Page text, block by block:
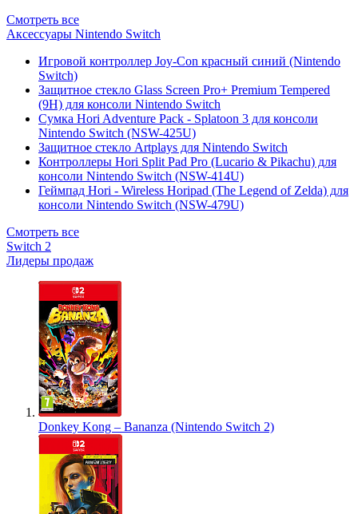
Смотреть все
Аксессуары Nintendo Switch
Игровой контроллер Joy-Con красный синий (Nintendo
Switch)
Защитное стекло Glass Screen Pro+ Premium Tempered
(9H) для консоли Nintendo Switch
Сумка Hori Adventure Pack - Splatoon 3 для консоли
Nintendo Switch (NSW-425U)
Защитное стекло Artplays для Nintendo Switch
Контроллеры Hori Split Pad Pro (Lucario & Pikachu) для
консоли Nintendo Switch (NSW-414U)
Геймпад Hori - Wireless Horipad (The Legend of Zelda) для
консоли Nintendo Switch (NSW-479U)
Смотреть все
Switch 2
Лидеры продаж
Donkey Kong – Bananza (Nintendo Switch 2)